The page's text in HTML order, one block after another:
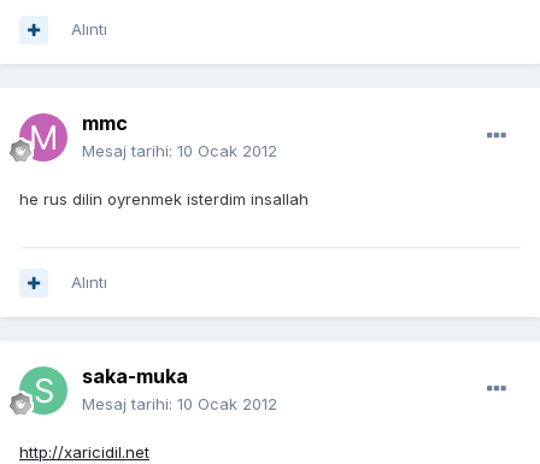
Alıntı
mmc
Mesaj tarihi: 10 Ocak 2012
he rus dilin oyrenmek isterdim insallah
Alıntı
saka-muka
Mesaj tarihi: 10 Ocak 2012
http://xaricidil.net